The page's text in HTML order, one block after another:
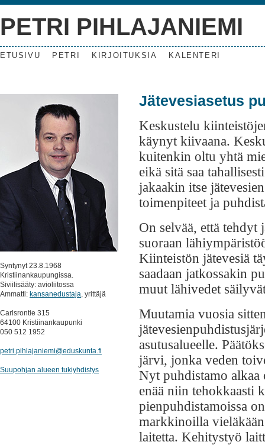
PETRI PIHLAJANIEMI
ETUSIVU PETRI KIRJOITUKSIA KALENTERI
Syntynyt 23.8.1968
Kristiinankaupungissa.
Siviilisääty: avioliitossa
Ammatti: kansanedustaja, yrittäjä
Carlsrontie 315
64100 Kristiinankaupunki
050 512 1952
petri.pihlajaniemi@eduskunta.fi
Suupohjan alueen tukiyhdistys
Jätevesiasetus
Keskustelu
käynyt kiivaana.
kuitenkin oltu yhtä
eikä sitä saa
jakaakin itse
toimenpiteet ja
On selvää, että tehdyt
suoraan
Kiinteistön jätevesiä
saadaan jatkossakin
muut lähivedet
Muutamia vuosia
asutusalueelle.
järvi, jonka veden
Nyt puhdistamo
enää niin tehokkaasti
pienpuhdistamoissa
markkinoilla
laitetta. Kehitystyö